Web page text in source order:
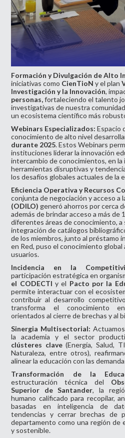
Formación y Divulgación de Alto
iniciativas como CienTioN y el plan
Investigación y la Innovación,
personas,fortaleciendo el talento
investigativas de nuestra
un ecosistema científico más
Webinars Especializados:Espacio
conocimiento de alto nivel
durante 2025. Estos Webinars
instituciones liderar la innovación
intercambio de conocimientos, en
herramientas disruptivas y
los desafíos globales actuales de la
Eficiencia Operativa y Recursos
conjunta de negociación y acceso a
(ODILO) generó ahorros por cerca
además de brindar acceso a más de
diferentes áreas de conocimiento, a
integración de catálogos
de los miembros, junto al préstamo
en Red, puso el conocimiento global
usuarios.
Incidencia en la
participación estratégica en
el CODECTI y el Pacto por la
permite interactuar con el
contribuir al desarrollo
transforma el conocimiento
orientados al cierre de brechas y al
Sinergia Multisectorial:
la academia y el sector
clústeres clave(Energía, Salud,
Naturaleza, entre otros),
alinear la educación con las
Transformación de la
estructuración técnica del
Superior de Santander, la
humano calificado para recopilar,
basadas en inteligencia de
tendencias y cerrar brechas de
departamento como una región de
y sostenible.